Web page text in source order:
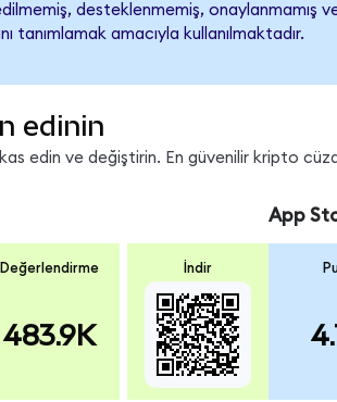
desteklenmemiş, onaylanmamış
tanımlamak amacıyla kullanılmaktadır.
edinin
edin ve değiştirin. En güvenilir kripto
Değerlendirme
483.9K
İndir
App